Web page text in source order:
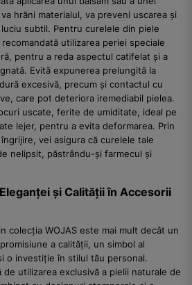
hrăni materialul, va preveni uscarea și
subtil. Pentru curelele din piele
utilizarea periei speciale
pentru a reda aspectul catifelat și a
Evită expunerea prelungită la
excesivă, precum și contactul cu
care pot deteriora iremediabil pielea.
uscate, ferite de umiditate, ideal pe
lejer, pentru a evita deformarea. Prin
vei asigura că curelele tale
nelipsit, păstrându-și farmecul și
și Calității în Accesorii
colecția WOJAS este mai mult decât un
a calității, un simbol al
o investiție în stilul tău personal.
utilizarea exclusivă a pielii naturale de